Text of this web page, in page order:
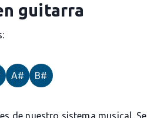
guitarra
A# B#
de nuestro sistema musical. Se